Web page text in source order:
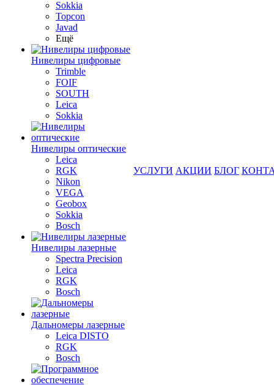
Sokkia
Topcon
Javad
Ещё
Нивелиры цифровые
Trimble
FOIF
SOUTH
Leica
Sokkia
Нивелиры оптические
Leica
RGK
Nikon
VEGA
Geobox
Sokkia
Bosch
Нивелиры лазерные
Spectra Precision
Leica
RGK
Bosch
Дальномеры лазерные
Leica DISTO
RGK
Bosch
УСЛУГИ АКЦИИ БЛОГ